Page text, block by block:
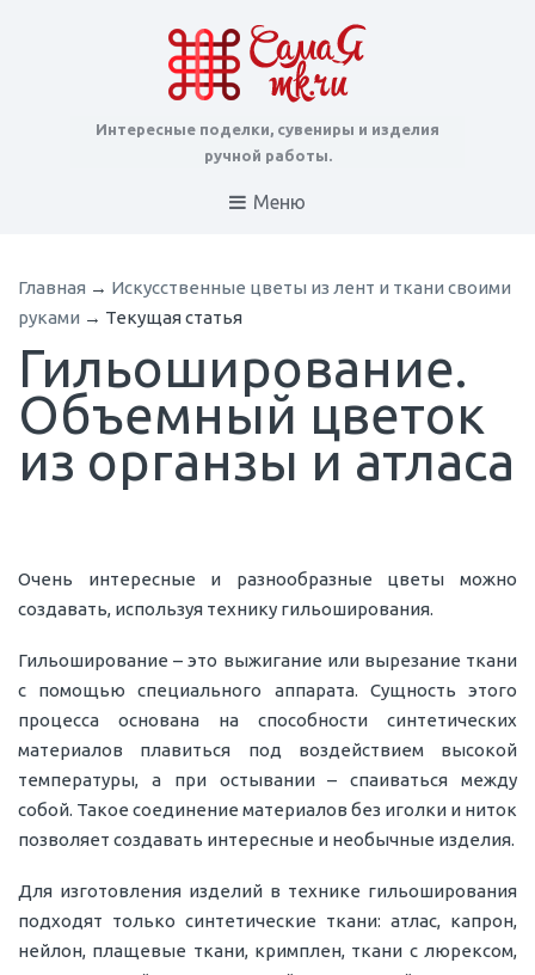
Интересные поделки, сувениры и изделия
ручной работы.
Меню
Главная → Искусственные цветы из лент и ткани своими
руками → Текущая статья
Гильоширование.
Объемный цветок
из органзы и атласа
Очень интересные и разнообразные цветы можно
создавать, используя технику гильоширования.
Гильоширование – это выжигание или вырезание ткани
с помощью специального аппарата. Сущность этого
процесса основана на способности синтетических
материалов плавиться под воздействием высокой
температуры, а при остывании – спаиваться между
собой. Такое соединение материалов без иголки и ниток
позволяет создавать интересные и необычные изделия.
Для изготовления изделий в технике гильоширования
подходят только синтетические ткани: атлас, капрон,
нейлон, плащевые ткани, кримплен, ткани с люрексом,